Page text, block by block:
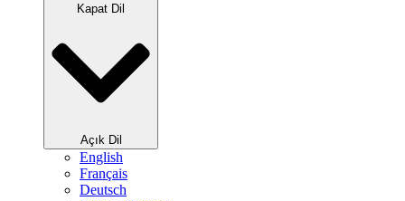
Kapat Dil
Açık Dil
English
Français
Deutsch